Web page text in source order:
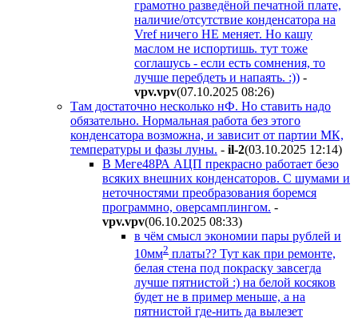
грамотно разведёной печатной плате,
наличие/отсутствие конденсатора на
Vref ничего НЕ меняет. Но кашу
маслом не испортишь. тут тоже
соглашусь - если есть сомнения, то
лучше перебдеть и напаять. :)) -
vpv.vpv(07.10.2025 08:26)
Там достаточно несколько нФ. Но ставить надо
обязательно. Нормальная работа без этого
конденсатора возможна, и зависит от партии МК,
температуры и фазы луны. - il-2(03.10.2025 12:14)
В Меге48РА АЦП прекрасно работает безо
всяких внешних конденсаторов. С шумами и
неточностями преобразования боремся
программно, оверсамплингом. -
vpv.vpv(06.10.2025 08:33)
в чём смысл экономии пары рублей и
10мм2 платы?? Тут как при ремонте,
белая стена под покраску завсегда
лучше пятнистой :) на белой косяков
будет не в пример меньше, а на
пятнистой где-нить да вылезет